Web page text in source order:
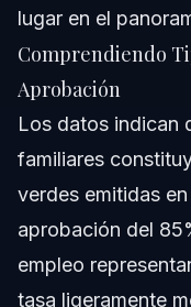
lugar en el
Comprendiendo
Aprobación
Los datos indican
familiares
verdes emitidas
aprobación del
empleo
tasa ligeramente